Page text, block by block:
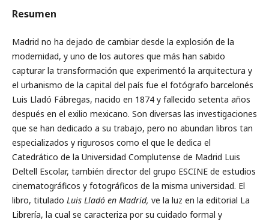
Resumen
Madrid no ha dejado de cambiar desde la explosión de la
modernidad, y uno de los autores que más han sabido
capturar la transformación que experimentó la arquitectura y
el urbanismo de la capital del país fue el fotógrafo barcelonés
Luis Lladó Fábregas, nacido en 1874 y fallecido setenta años
después en el exilio mexicano. Son diversas las investigaciones
que se han dedicado a su trabajo, pero no abundan libros tan
especializados y rigurosos como el que le dedica el
Catedrático de la Universidad Complutense de Madrid Luis
Deltell Escolar, también director del grupo ESCINE de estudios
cinematográficos y fotográficos de la misma universidad. El
libro, titulado Luis Lladó en Madrid, ve la luz en la editorial La
Librería, la cual se caracteriza por su cuidado formal y